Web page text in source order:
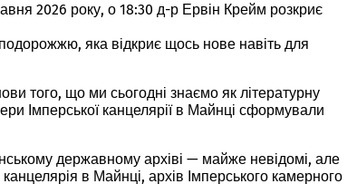
2026 року, о 18:30 д-р Ервін Крейм розкриє
яка відкриє щось нове навіть для
того, що ми сьогодні знаємо як літературну
Імперської канцелярії в Майнці сформували
державному архіві — майже невідомі, але
в Майнці, архів Імперського камерного